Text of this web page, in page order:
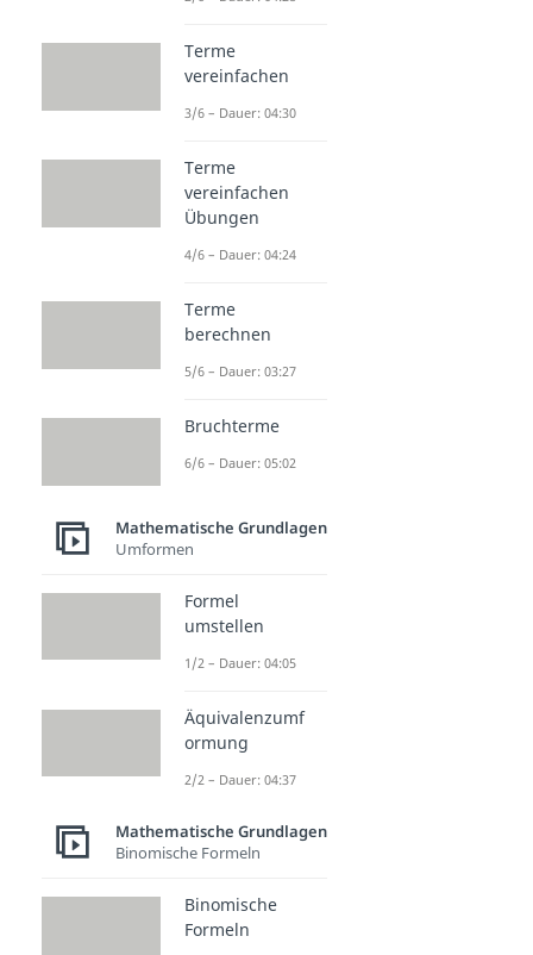
Terme
vereinfachen
3/6 – Dauer: 04:30
Terme
vereinfachen
Übungen
4/6 – Dauer: 04:24
Terme
berechnen
5/6 – Dauer: 03:27
Bruchterme
6/6 – Dauer: 05:02
Mathematische Grundlagen
Umformen
Formel
umstellen
1/2 – Dauer: 04:05
Äquivalenzumf
ormung
2/2 – Dauer: 04:37
Mathematische Grundlagen
Binomische Formeln
Binomische
Formeln